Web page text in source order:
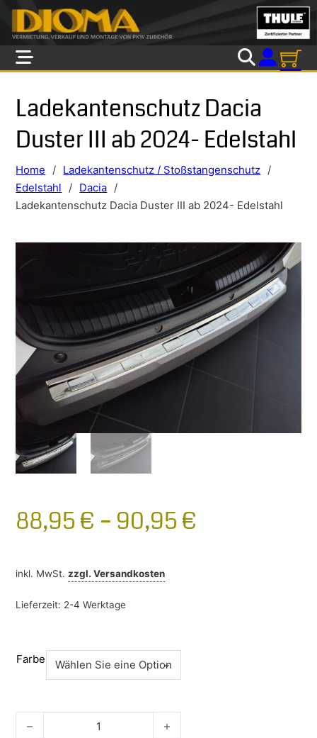
Skip to main content
Skip to footer
Ladekantenschutz Dacia
Duster III ab 2024- Edelstahl
Home / Ladekantenschutz / Stoßstangenschutz /
Edelstahl
/ Dacia /
Ladekantenschutz Dacia Duster III ab 2024- Edelstahl
88,95 € – 90,95 €
inkl. MwSt. zzgl.Versandkosten
Lieferzeit: 2-4 Werktage
Farbe
Ladekantenschutz Dacia Duster III ab 2024- Edelstahl